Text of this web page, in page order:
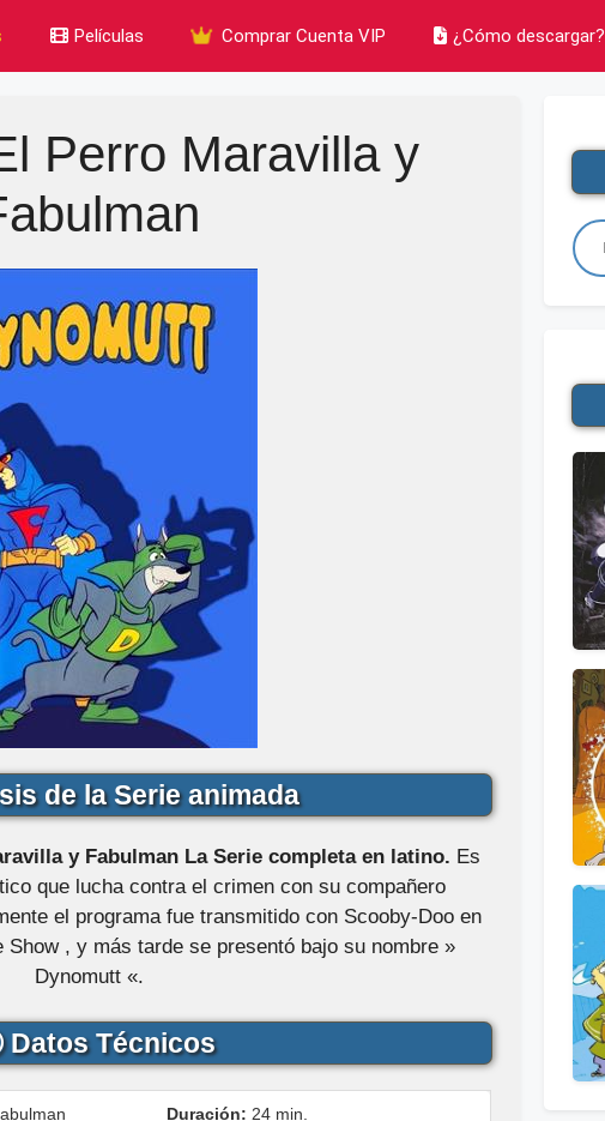
Películas Comprar Cuenta VIP ¿Cómo descargar?
Perro Maravilla y
de la Serie animada
y FabulmanLa Serie completa en latino. Es
que lucha contra el crimen con su compañero
el programa fue transmitido con Scooby-Doo en
Show , y más tarde se presentó bajo su nombre »
Dynomutt «.
Datos Técnicos
Duración: 24 min.